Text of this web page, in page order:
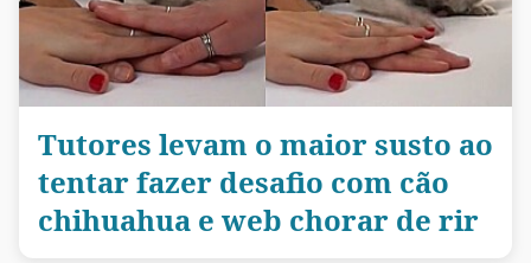
Tutores levam o maior susto ao
tentar fazer desafio com cão
chihuahua e web chorar de rir